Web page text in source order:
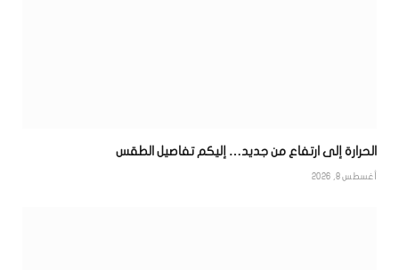
الحرارة إلى ارتفاع من جديد… إليكم تفاصيل الطقس
أغسطس 8, 2026